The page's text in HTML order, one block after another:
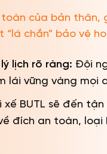
toàn của bản
“lá chắn” bảo vệ
lịch rõ ràng: Đội
lái vững vàng mọi
xế BUTL sẽ đến
đích an toàn, loại